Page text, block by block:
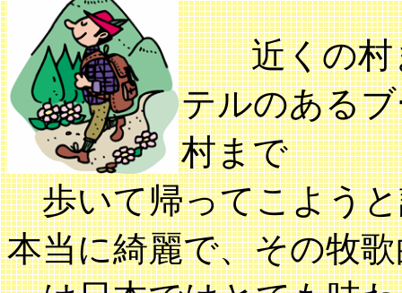
近くの村ま
テルのある
村まで
歩いて帰ってこようと
本当に綺麗で、その牧